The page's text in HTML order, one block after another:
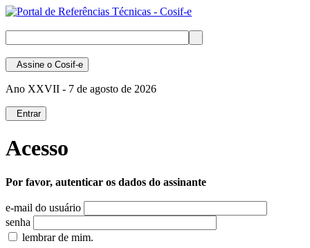
Assine o Cosif-e
Ano XXVII - 7 de agosto de 2026
Entrar
Acesso
Por favor, autenticar os dados do assinante
e-mail do usuário
senha
lembrar de mim.